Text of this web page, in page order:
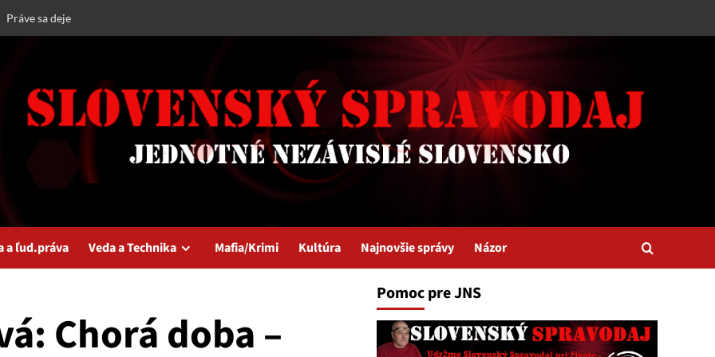
Práve sa deje
a ľud.práva Veda a Technika Mafia/Krimi Kultúra Najnovšie správy Názor
Chorá doba –
Pomoc pre JNS